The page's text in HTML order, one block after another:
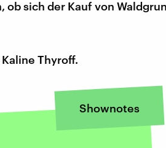
sich der Kauf von
Thyroff.
Shownotes